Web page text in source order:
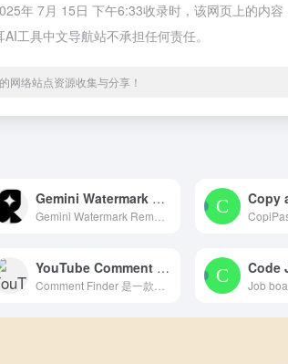
年 7月 15日 下午6:33收录时，该网页上的内
工具中文导航站不承担任何责任。
网络站点资源收集与分享！
Gemini Watermark Remover Copy
YouTube Comment Finder Code